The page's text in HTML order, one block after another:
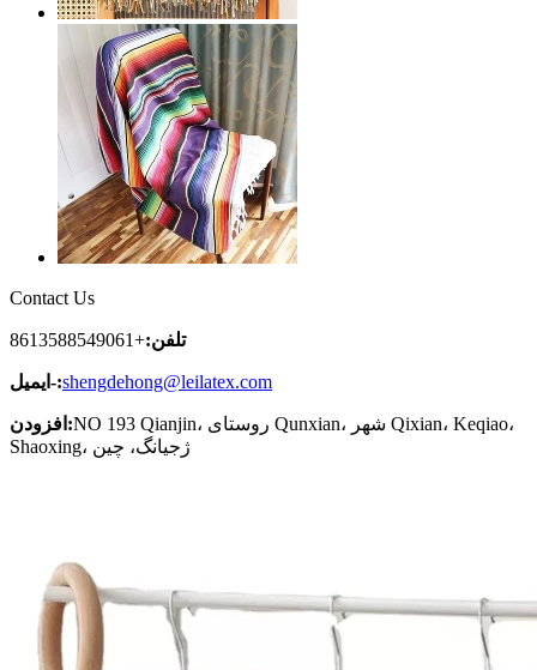
Contact Us
تلفن:+8613588549061
ایمیل-:shengdehong@leilatex.com
افزودن:NO 193 Qianjin، روستای Qunxian، شهر Qixian، Keqiao،
Shaoxing، ژجیانگ، چین